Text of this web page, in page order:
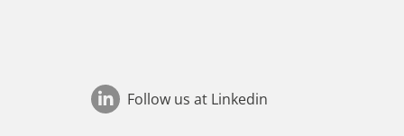
Follow us at Linkedin